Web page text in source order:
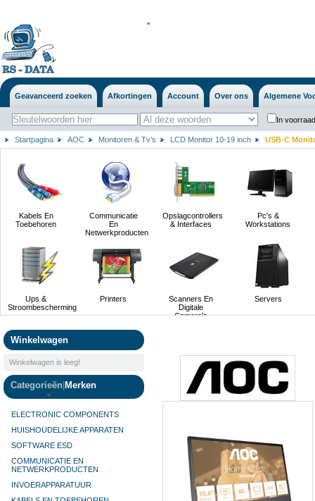
''
Geavanceerd zoeken Afkortingen Account Over ons Algemene
In
Startpagina AOC Monitoren & Tv’s LCD Monitor 10-19 inch USB-C
Kabels En
Toebehoren
Communicatie
En
Netwerkproducten
Opslagcontrollers
& Interfaces
Pc's &
Workstations
Ups &
Stroombescherming
Printers
Scanners En
Digitale
Camera's
Servers
Winkelwagen
Winkelwagen is leeg!
Categorieën Merken
ELECTRONIC COMPONENTS
HUISHOUDELIJKE APPARATEN
SOFTWARE ESD
COMMUNICATIE EN
NETWERKPRODUCTEN
INVOERAPPARATUUR